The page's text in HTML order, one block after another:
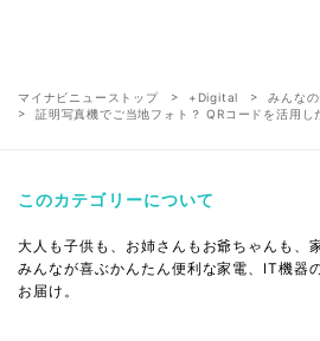
マイナビニューストップ +Digital みんな
証明写真機でご当地フォト？ QRコードを活用し
このカテゴリーについて
大人も子供も、お姉さんもお爺ちゃんも、
みんなが喜ぶかんたん便利な家電、IT機器
お届け。